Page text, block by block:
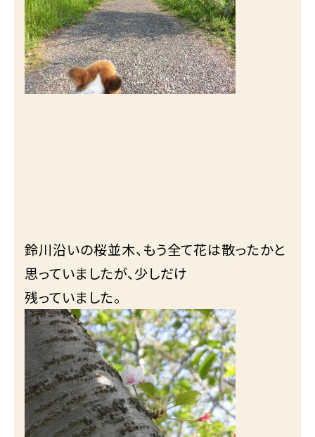
鈴川沿いの桜並木、もう全て花は散ったかと
思っていましたが、少しだけ
残っていました。